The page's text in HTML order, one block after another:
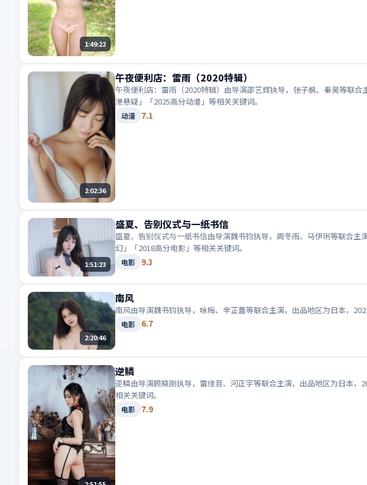
1:49:22
2:02:36
午夜便利店：雷雨（2020特辑）
午夜便利店：雷雨（2020特辑）由导演邵艺辉执导，张子枫、秦昊等联
港悬疑」「2025高分动漫」等相关关键词。
动漫 7.1
1:51:23
盛夏、告别仪式与一纸书信
盛夏、告别仪式与一纸书信由导演魏书钧执导，周冬雨、马伊琍等联合
幻」「2018高分电影」等相关关键词。
电影 9.3
2:20:46
南风
南风由导演魏书钧执导，咏梅、辛芷蕾等联合主演，出品地区为日本，
电影 6.7
逆鳞
逆鳞由导演顾晓刚执导，雷佳音、河正宇等联合主演，出品地区为日本
相关关键词。
电影 7.9